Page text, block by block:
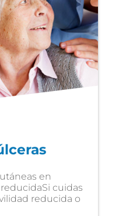
en
cuidas
reducida o